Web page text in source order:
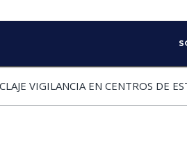
VIGILANCIA EN CENTROS DE